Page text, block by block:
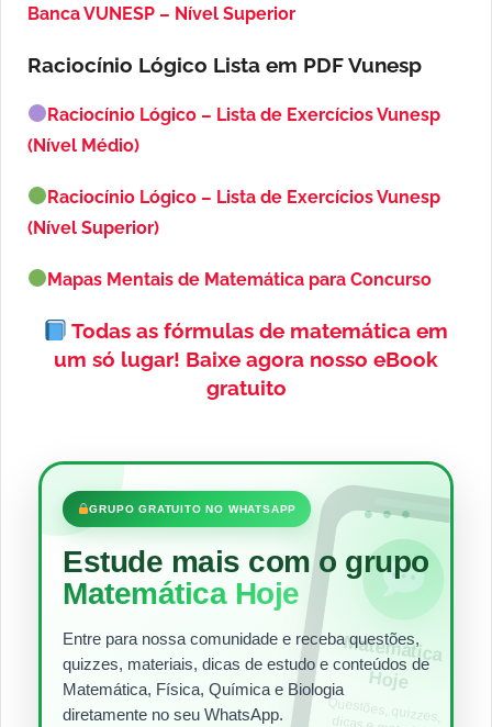
Banca VUNESP – Nível Superior
Raciocínio Lógico Lista em PDFVunesp
Raciocínio Lógico – Lista de Exercícios Vunesp
(Nível Médio)
Raciocínio Lógico – Lista de Exercícios Vunesp
(Nível Superior)
Mapas Mentais de Matemática para Concurso
Todas as fórmulas de matemática em
um só lugar! Baixe agora nosso eBook
gratuito
•••
GRUPO GRATUITO NO WHATSAPP
Estude mais com o grupo
Matemática Hoje
Entre para nossa comunidade e receba questões,
quizzes, materiais, dicas de estudo e conteúdos de
Matemática, Física, Química e Biologia
diretamente no seu WhatsApp.
Matem
ática
Hoje
Questões, quizzes,
dicas e materiais
para estudar todos